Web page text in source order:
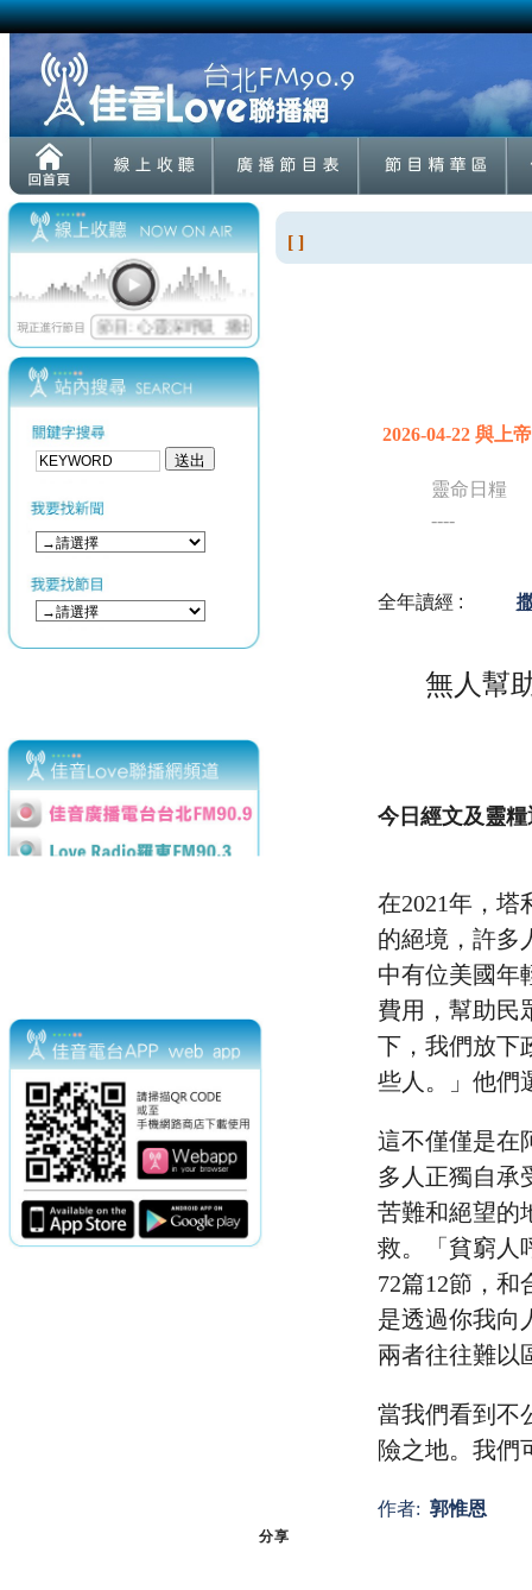
[ ]
2026-04-22 與上
靈命日糧
----
全年讀經 :
無人幫
分享
今日經文及靈
在2021年，塔
的絕境，許多
中有位美國年
費用，幫助民
下，我們放下
些人。」他們
這不僅僅是在
多人正獨自承
苦難和絕望的
救。「貧窮人
72篇12節，
是透過你我向
兩者往往難以
當我們看到不
險之地。我們
作者: 郭惟恩